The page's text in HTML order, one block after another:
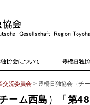
交流委員会 > 豊橋日独協会（チ
ーム西島）「第